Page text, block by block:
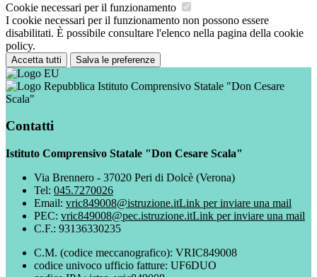
Cookie necessari per il funzionamento
I cookie necessari per il funzionamento non possono essere
disabilitati. È possibile consultare l'elenco nella pagina della cookie
policy.
Accetta tutti Salva le preferenze
Istituto Comprensivo Statale "Don Cesare
Scala"
Contatti
Istituto Comprensivo Statale "Don Cesare Scala"
Via Brennero - 37020 Peri di Dolcè (Verona)
Tel: 045.7270026
Email: vric849008@istruzione.itLink per inviare una mail
PEC: vric849008@pec.istruzione.itLink per inviare una mail
C.F.: 93136330235
C.M. (codice meccanografico): VRIC849008
codice univoco ufficio fatture: UF6DUO